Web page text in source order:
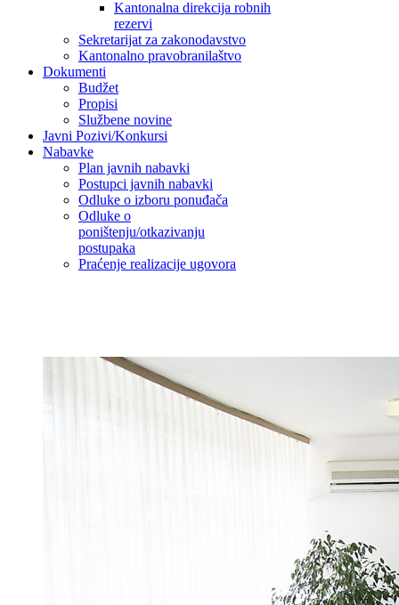
Kantonalna direkcija robnih
rezervi
Sekretarijat za zakonodavstvo
Kantonalno pravobranilaštvo
Dokumenti
Budžet
Propisi
Službene novine
Javni Pozivi/Konkursi
Nabavke
Plan javnih nabavki
Postupci javnih nabavki
Odluke o izboru ponuđača
Odluke o
poništenju/otkazivanju
postupaka
Praćenje realizacije ugovora